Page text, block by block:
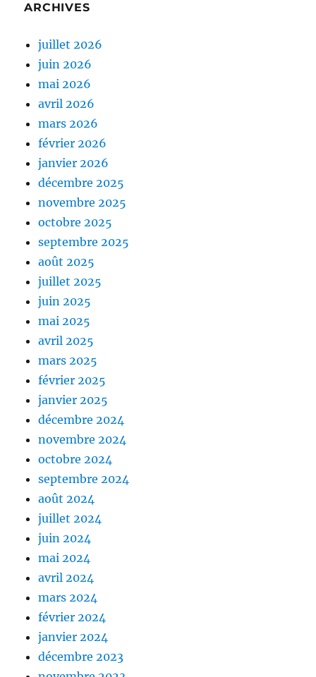
ARCHIVES
juillet 2026
juin 2026
mai 2026
avril 2026
mars 2026
février 2026
janvier 2026
décembre 2025
novembre 2025
octobre 2025
septembre 2025
août 2025
juillet 2025
juin 2025
mai 2025
avril 2025
mars 2025
février 2025
janvier 2025
décembre 2024
novembre 2024
octobre 2024
septembre 2024
août 2024
juillet 2024
juin 2024
mai 2024
avril 2024
mars 2024
février 2024
janvier 2024
décembre 2023